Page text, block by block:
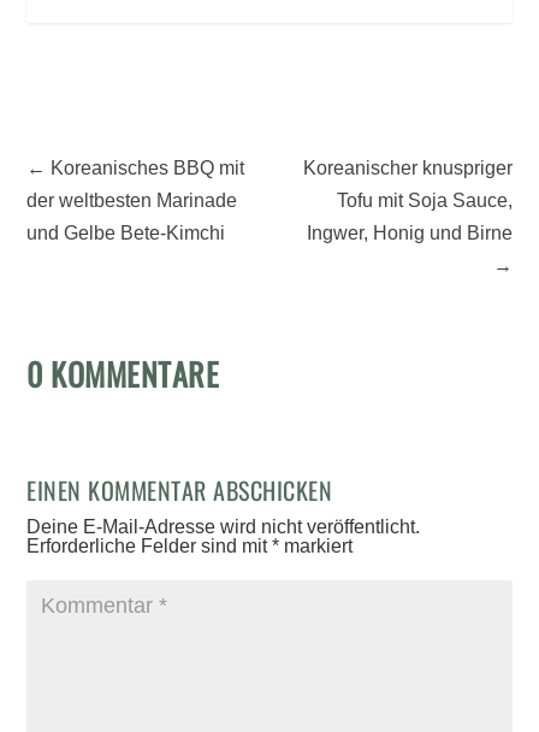
← Koreanisches BBQ mit
der weltbesten Marinade
und Gelbe Bete-Kimchi
Koreanischer knuspriger
Tofu mit Soja Sauce,
Ingwer, Honig und Birne
→
0 KOMMENTARE
EINEN KOMMENTAR ABSCHICKEN
Deine E-Mail-Adresse wird nicht veröffentlicht.
Erforderliche Felder sind mit* markiert